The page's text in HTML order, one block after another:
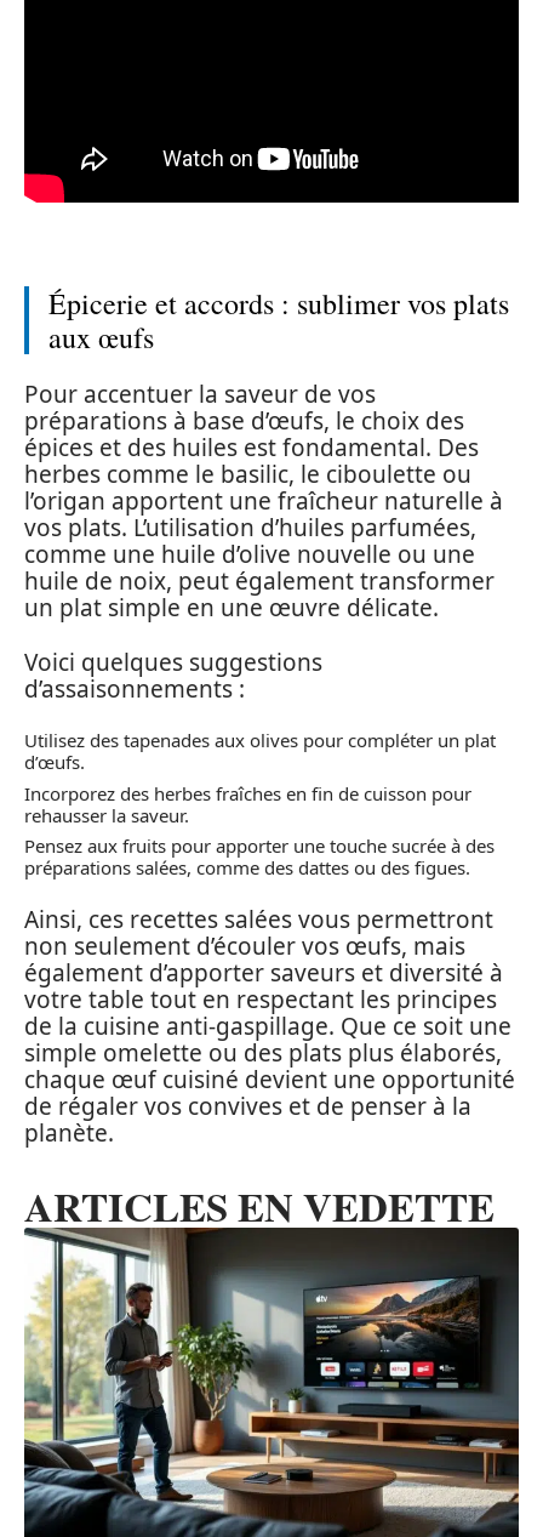
Épicerie et accords : sublimer vos plats
aux œufs
Pour accentuer la saveur de vos
préparations à base d’œufs, le choix des
épices et des huiles est fondamental. Des
herbes comme le basilic, le ciboulette ou
l’origan apportent une fraîcheur naturelle à
vos plats. L’utilisation d’huiles parfumées,
comme une huile d’olive nouvelle ou une
huile de noix, peut également transformer
un plat simple en une œuvre délicate.
Voici quelques suggestions
d’assaisonnements :
Utilisez des tapenades aux olives pour compléter un plat
d’œufs.
Incorporez des herbes fraîches en fin de cuisson pour
rehausser la saveur.
Pensez aux fruits pour apporter une touche sucrée à des
préparations salées, comme des dattes ou des figues.
Ainsi, ces recettes salées vous permettront
non seulement d’écouler vos œufs, mais
également d’apporter saveurs et diversité à
votre table tout en respectant les principes
de la cuisine anti-gaspillage. Que ce soit une
simple omelette ou des plats plus élaborés,
chaque œuf cuisiné devient une opportunité
de régaler vos convives et de penser à la
planète.
ARTICLES EN VEDETTE